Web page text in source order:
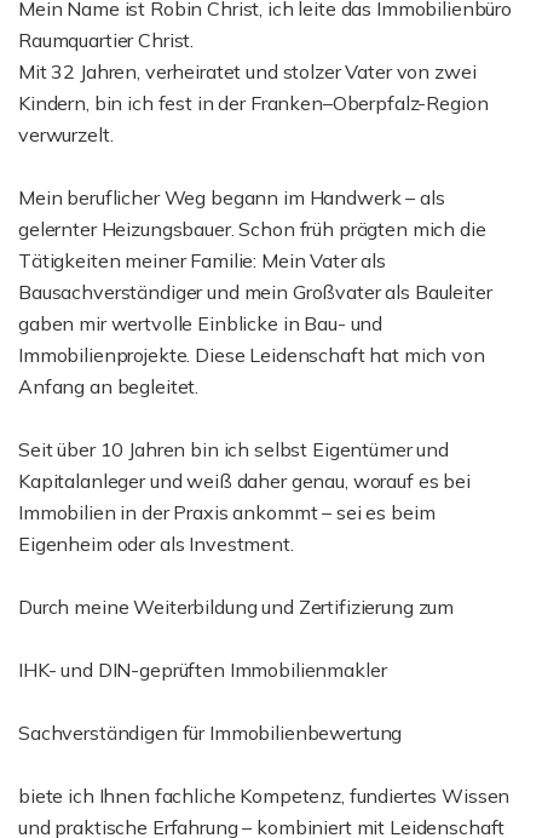
Mein Name ist Robin Christ, ich leite das Immobilienbüro
Raumquartier Christ.
Mit 32 Jahren, verheiratet und stolzer Vater von zwei
Kindern, bin ich fest in der Franken–Oberpfalz-Region
verwurzelt.
Mein beruflicher Weg begann im Handwerk – als
gelernter Heizungsbauer. Schon früh prägten mich die
Tätigkeiten meiner Familie: Mein Vater als
Bausachverständiger und mein Großvater als Bauleiter
gaben mir wertvolle Einblicke in Bau- und
Immobilienprojekte. Diese Leidenschaft hat mich von
Anfang an begleitet.
Seit über 10 Jahren bin ich selbst Eigentümer und
Kapitalanleger und weiß daher genau, worauf es bei
Immobilien in der Praxis ankommt – sei es beim
Eigenheim oder als Investment.
Durch meine Weiterbildung und Zertifizierung zum
IHK- und DIN-geprüften Immobilienmakler
Sachverständigen für Immobilienbewertung
biete ich Ihnen fachliche Kompetenz, fundiertes Wissen
und praktische Erfahrung – kombiniert mit Leidenschaft